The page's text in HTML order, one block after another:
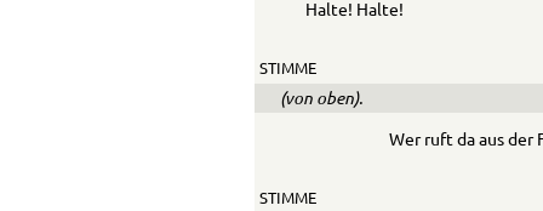
Halte! Halte!
STIMME
(von oben).
Wer ruft da aus der
STIMME